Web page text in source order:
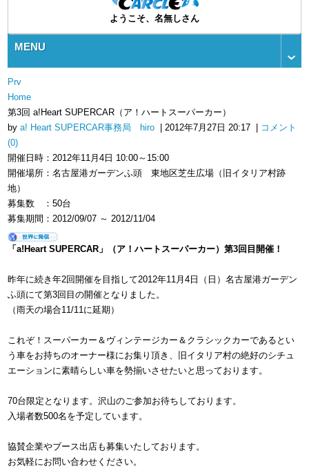
ようこそ、名無しさん
MENU
Prv
Home
第3回 a!Heart SUPERCAR（ア！ハートスーパーカー）
bya! Heart SUPERCAR事務局 hiro | 2012年7月27日 20:17 |
コメント
(0)
開催日時：2012年11月4日 10:00～15:00
開催場所：名古屋港ガーデンふ頭 東地区芝生広場（旧イタリア村跡
地）
募集数 ：50台
募集期間：2012/09/07 ～ 2012/11/04
「a!Heart SUPERCAR」（ア！ハートスーパーカー）第3回目開催！
昨年に続き年2回開催を目指して2012年11月4日（日）名古屋港ガーデン
ふ頭にて第3回目の開催となりました。
（雨天の場合11/11に延期）
これぞ！スーパーカー＆ヴィンテージカー＆クラシックカーであるとい
う車をお持ちのオーナー様にお集り頂き、旧イタリア村の絶好のシチュ
エーションに素晴らしい車を勢揃いさせたいと思っております。
70台限定となります。沢山のご参加お待ちしております。
入場者数500名を予定しています。
協賛企業やブース出店も募集いたしております。
お気軽にお問い合わせください。